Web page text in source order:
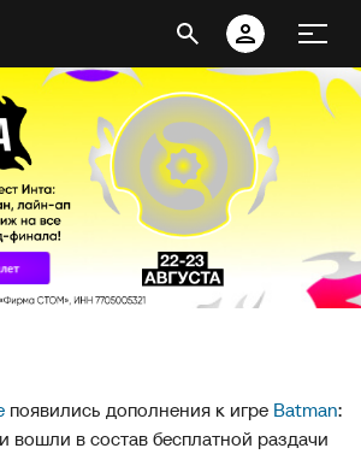
появились дополнения к игре Batman:
вошли в состав бесплатной раздачи